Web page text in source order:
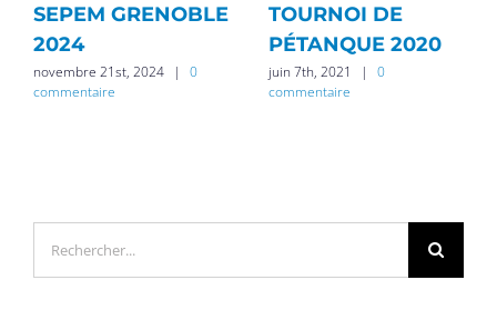
SEPEM GRENOBLE
2024
novembre 21st, 2024 |
0
commentaire
TOURNOI DE
PÉTANQUE 2020
juin 7th, 2021 |
0
commentaire